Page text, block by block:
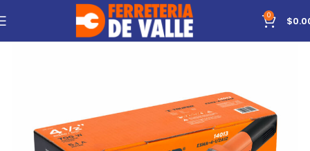
0 $